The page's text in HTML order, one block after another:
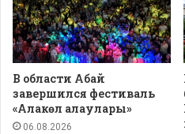
В области Абай
завершился фестиваль
«Алакөл алаулары»
06.08.2026